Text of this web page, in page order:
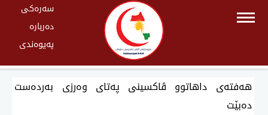
سەرەکی
دەربارە
پەیوەندی
هەفتەی داهاتوو ڤاكسینی پەتای وەرزی بەردەست
دەبێت